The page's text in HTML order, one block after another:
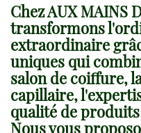
Chez AUX MAINS
transformons
extraordinaire
uniques qui
salon de coiffure,
capillaire,
qualité de
Nous vous